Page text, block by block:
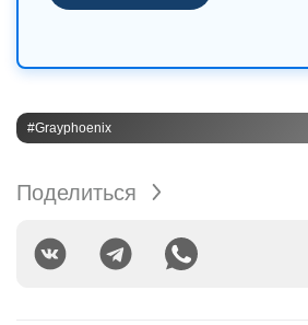
#Grayphoenix
Поделиться